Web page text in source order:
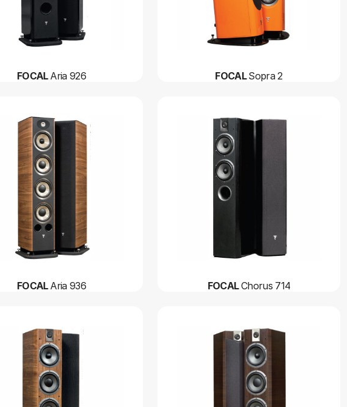
FOCAL Aria 926 FOCALSopra 2
FOCAL Aria 936 FOCALChorus 714